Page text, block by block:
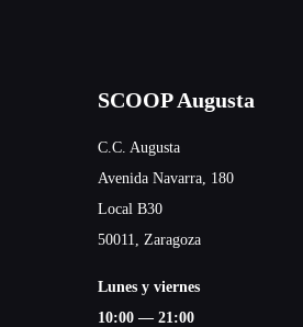
SCOOP Augusta
C.C. Augusta
Avenida Navarra, 180
Local B30
50011, Zaragoza
Lunes y viernes
10:00 — 21:00